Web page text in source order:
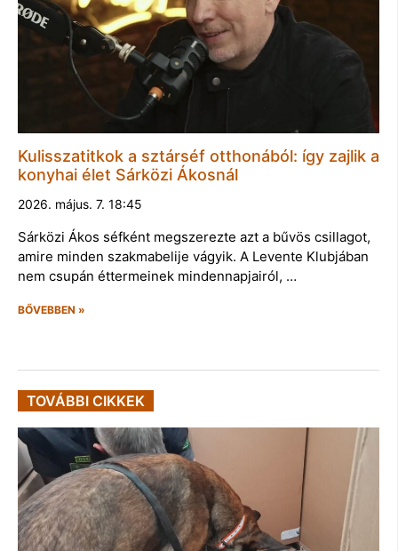
Kulisszatitkok a sztárséf otthonából: így zajlik a
konyhai élet Sárközi Ákosnál
2026. május. 7. 18:45
Sárközi Ákos séfként megszerezte azt a bűvös csillagot,
amire minden szakmabelije vágyik. A Levente Klubjában
nem csupán éttermeinek mindennapjairól, …
BŐVEBBEN »
TOVÁBBI CIKKEK